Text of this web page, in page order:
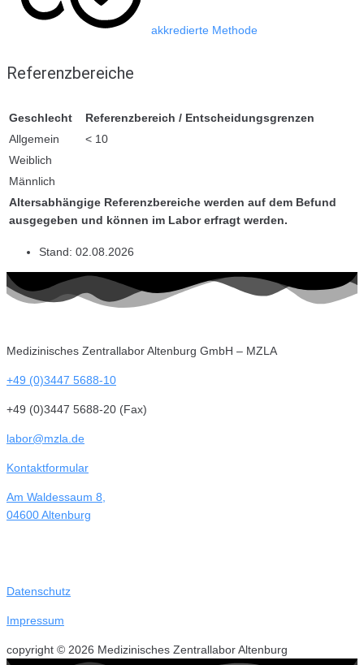
akkredierte Methode
Referenzbereiche
Geschlecht Referenzbereich / Entscheidungsgrenzen
Altersabhängige Referenzbereiche werden auf dem Befund
ausgegeben und können im Labor erfragt werden.
Allgemein
< 10
Weiblich
Männlich
Stand: 02.08.2026
Medizinisches Zentrallabor Altenburg GmbH – MZLA
+49 (0)3447 5688-10
+49 (0)3447 5688-20 (Fax)
labor@mzla.de
Kontaktformular
Am Waldessaum 8,
04600 Altenburg
Datenschutz
Impressum
copyright © 2026 Medizinisches Zentrallabor Altenburg